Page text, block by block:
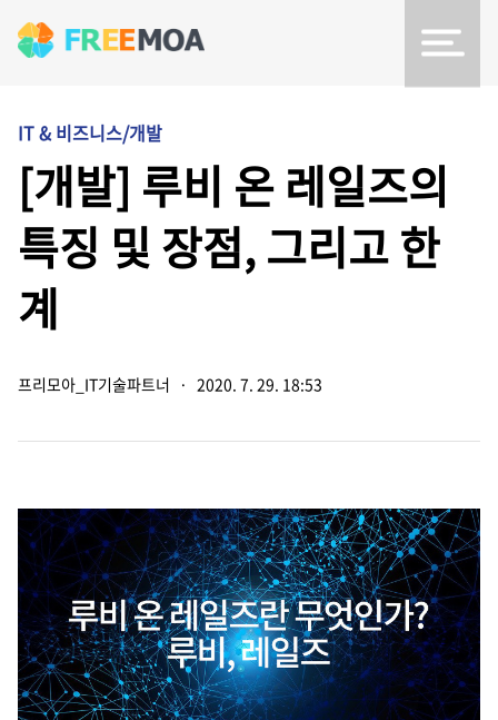
IT & 비즈니스/개발
[개발] 루비 온 레일즈의
특징 및 장점, 그리고 한
계
프리모아_IT기술파트너 · 2020. 7. 29. 18:53